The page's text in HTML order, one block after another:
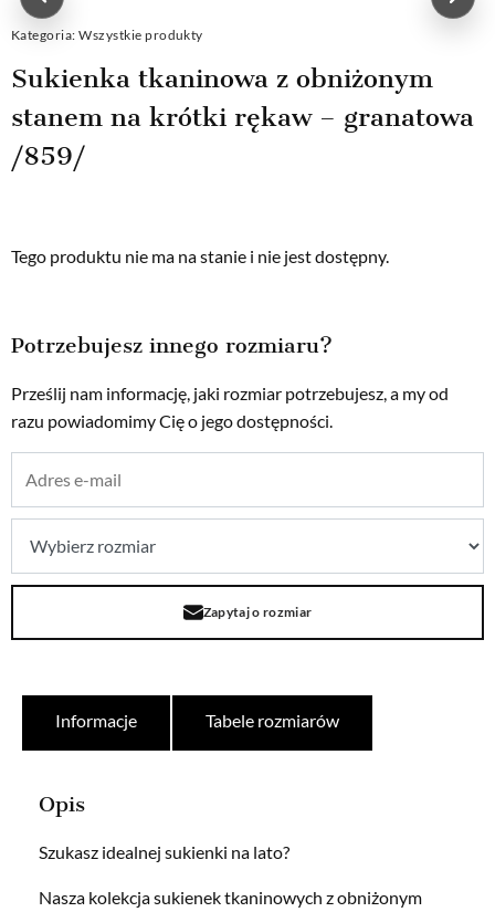
Kategoria: Wszystkie produkty
Sukienka tkaninowa z obniżonym
stanem na krótki rękaw – granatowa
/859/
Tego produktu nie ma na stanie i nie jest dostępny.
Potrzebujesz innego rozmiaru?
Prześlij nam informację, jaki rozmiar potrzebujesz, a my od
razu powiadomimy Cię o jego dostępności.
Zapytaj o rozmiar
Informacje Tabele rozmiarów
Opis
Szukasz idealnej sukienki na lato?
Nasza kolekcja sukienek tkaninowych z obniżonym